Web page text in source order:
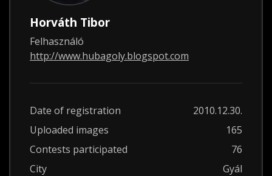
Horváth Tibor
Felhasználó
http://www.hubagoly.blogspot.com
Date of registration
2010.12.30.
Uploaded images
165
Contests participated
76
City
Gyál